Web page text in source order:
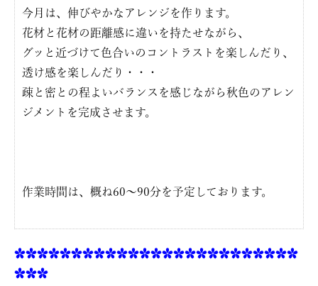
今月は、伸びやかなアレンジを作ります。
花材と花材の距離感に違いを持たせながら、
グッと近づけて色合いのコントラストを楽しんだり、
透け感を楽しんだり・・・
疎と密との程よいバランスを感じながら秋色のアレン
ジメントを完成させます。
作業時間は、概ね60〜90分を予定しております。
✿✿✿✿✿✿✿✿✿✿✿✿✿✿✿✿✿✿✿✿✿✿✿✿✿
✿✿✿